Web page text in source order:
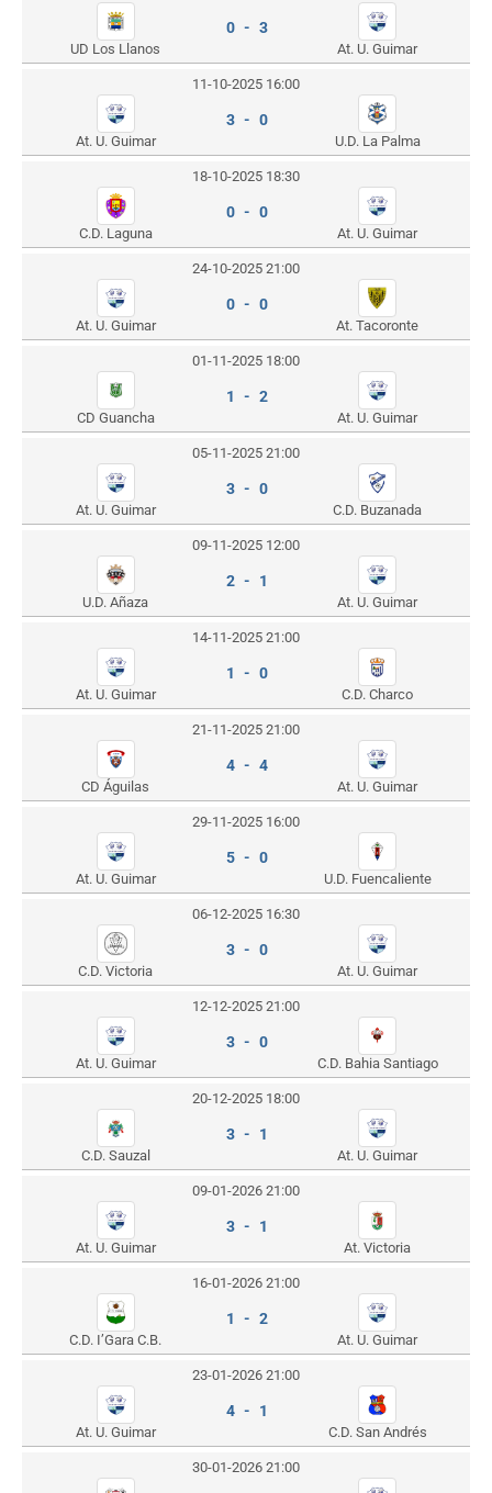
UD Los Llanos
0 - 3
At. U. Guimar
11-10-2025 16:00
At. U. Guimar
3 - 0
U.D. La Palma
18-10-2025 18:30
C.D. Laguna
0 - 0
At. U. Guimar
24-10-2025 21:00
At. U. Guimar
0 - 0
At. Tacoronte
01-11-2025 18:00
CD Guancha
1 - 2
At. U. Guimar
05-11-2025 21:00
At. U. Guimar
3 - 0
C.D. Buzanada
09-11-2025 12:00
U.D. Añaza
2 - 1
At. U. Guimar
14-11-2025 21:00
At. U. Guimar
1 - 0
C.D. Charco
21-11-2025 21:00
CD Águilas
4 - 4
At. U. Guimar
29-11-2025 16:00
At. U. Guimar
5 - 0
U.D. Fuencaliente
06-12-2025 16:30
C.D. Victoria
3 - 0
At. U. Guimar
12-12-2025 21:00
At. U. Guimar
3 - 0
C.D. Bahia Santiago
20-12-2025 18:00
C.D. Sauzal
3 - 1
At. U. Guimar
09-01-2026 21:00
At. U. Guimar
3 - 1
At. Victoria
16-01-2026 21:00
C.D. I’Gara C.B.
1 - 2
At. U. Guimar
23-01-2026 21:00
At. U. Guimar
4 - 1
C.D. San Andrés
30-01-2026 21:00